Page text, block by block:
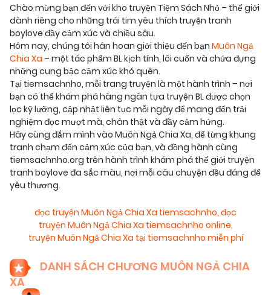
Chào mừng bạn đến với kho truyện Tiệm Sách Nhỏ – thế giới
dành riêng cho những trái tim yêu thích truyện tranh
boylove đầy cảm xúc và chiều sâu.
Hôm nay, chúng tôi hân hoan giới thiệu đến bạn Muôn Ngả
Chia Xa – một tác phẩm BL kịch tính, lôi cuốn và chứa đựng
những cung bậc cảm xúc khó quên.
Tại tiemsachnho, mỗi trang truyện là một hành trình – nơi
bạn có thể khám phá hàng ngàn tựa truyện BL được chọn
lọc kỹ lưỡng, cập nhật liên tục mỗi ngày để mang đến trải
nghiệm đọc mượt mà, chân thật và đầy cảm hứng.
Hãy cùng đắm mình vào Muôn Ngả Chia Xa, để từng khung
tranh chạm đến cảm xúc của bạn, và đồng hành cùng
tiemsachnho.org trên hành trình khám phá thế giới truyện
tranh boylove đa sắc màu, nơi mỗi câu chuyện đều đáng để
yêu thương.
đọc truyện Muôn Ngả Chia Xa tiemsachnho, đọc
truyện Muôn Ngả Chia Xa tiemsachnho online,
truyện Muôn Ngả Chia Xa tại tiemsachnho miễn phí
DANH SÁCH CHƯƠNG MUÔN NGẢ CHIA
XA